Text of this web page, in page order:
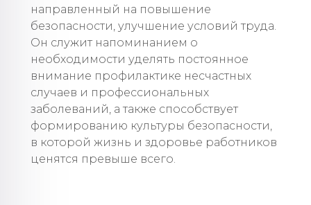
направленный на повышение
безопасности, улучшение условий труда.
Он служит напоминанием о
необходимости уделять постоянное
внимание профилактике несчастных
случаев и профессиональных
заболеваний, а также способствует
формированию культуры безопасности,
в которой жизнь и здоровье работников
ценятся превыше всего.